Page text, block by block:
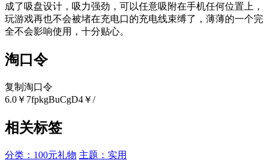
成了吸盘设计，吸力强劲，可以任意吸附在手机任何位置上，
玩游戏再也不会被堵在充电口的充电线束缚了，薄薄的一个完
全不会影响使用，十分贴心。
淘口令
复制淘口令
6.0￥7fpkgBuCgD4￥/
相关标签
分类：100元礼物 主题：实用